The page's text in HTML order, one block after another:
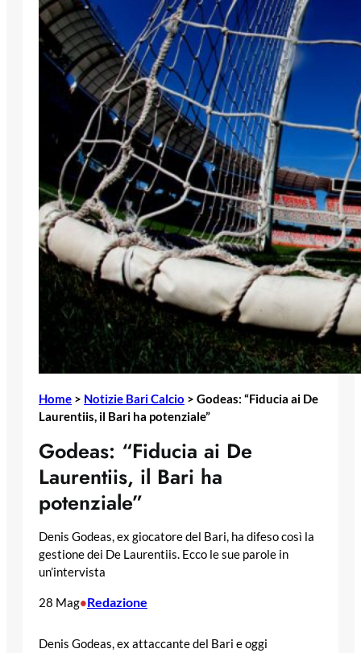
Home > Notizie Bari Calcio > Godeas: “Fiducia ai De
Laurentiis, il Bari ha potenziale”
Godeas: “Fiducia ai De
Laurentiis, il Bari ha
potenziale”
Denis Godeas, ex giocatore del Bari, ha difeso così la
gestione dei De Laurentiis. Ecco le sue parole in
un’intervista
28 Mag•Redazione
Denis Godeas, ex attaccante del Bari e oggi